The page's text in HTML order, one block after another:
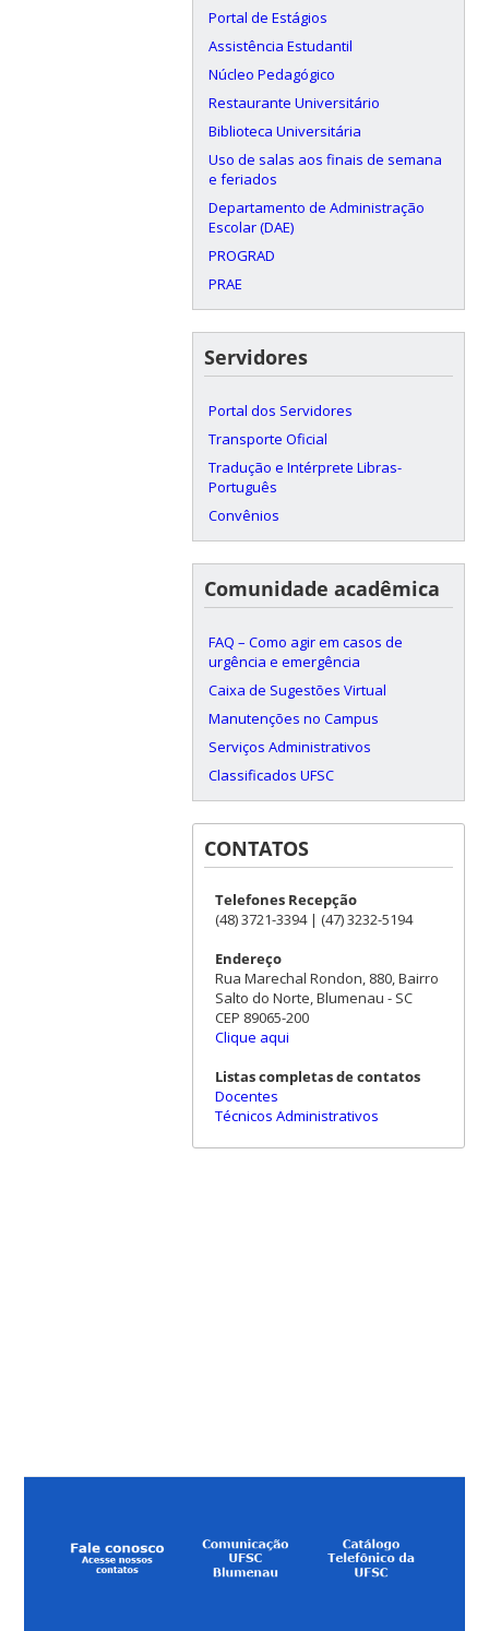
Portal de Estágios
Assistência Estudantil
Núcleo Pedagógico
Restaurante Universitário
Biblioteca Universitária
Uso de salas aos finais de semana
e feriados
Departamento de Administração
Escolar (DAE)
PROGRAD
PRAE
Servidores
Portal dos Servidores
Transporte Oficial
Tradução e Intérprete Libras-
Português
Convênios
Comunidade acadêmica
FAQ – Como agir em casos de
urgência e emergência
Caixa de Sugestões Virtual
Manutenções no Campus
Serviços Administrativos
Classificados UFSC
CONTATOS
Telefones Recepção
(48) 3721-3394 | (47) 3232-5194
Endereço
Rua Marechal Rondon, 880, Bairro
Salto do Norte, Blumenau - SC
CEP 89065-200
Clique aqui
Listas completas de contatos
Docentes
Técnicos Administrativos